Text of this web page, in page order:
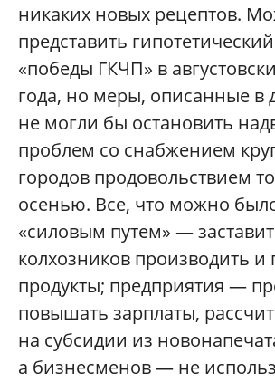
никаких новых рецептов.
представить
«победы ГКЧП» в
года, но меры, описанные в
не могли бы остановить
проблем со снабжением
городов продовольствием
осенью. Все, что можно
«силовым путем» —
колхозников производить и
продукты; предприятия —
повышать зарплаты,
на субсидии из
а бизнесменов — не